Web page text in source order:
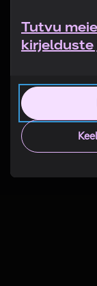
Tutvu
kirjelduste